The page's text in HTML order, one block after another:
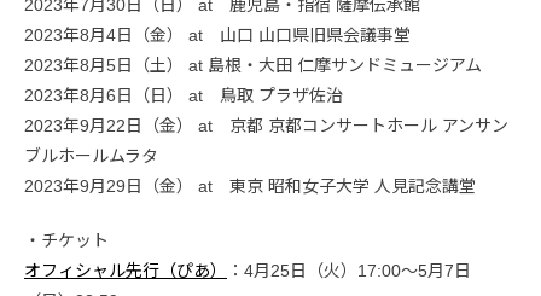
2023年7月30日（日） at 鹿児島・指宿 薩摩伝承館
2023年8月4日（金） at 山口 山口県旧県会議事堂
2023年8月5日（土） at 島根・大田 仁摩サンドミュージアム
2023年8月6日（日） at 鳥取 プラザ佐治
2023年9月22日（金） at 京都 京都コンサートホール アンサン
ブルホールムラタ
2023年9月29日（金） at 東京 昭和女子大学 人見記念講堂
・チケット
オフィシャル先行（ぴあ）
：4月25日（火）17:00〜5月7日